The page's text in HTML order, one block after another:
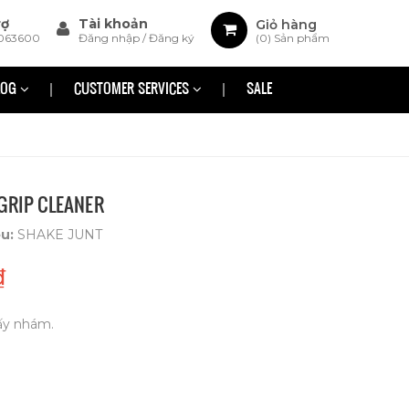
Giỏ hàng
(0) Sản phẩm
Tài khoản
Đăng nhập /Đăng ký
CUSTOMER SERVICES SALE
CLEANER
SHAKE JUNT
nhám.